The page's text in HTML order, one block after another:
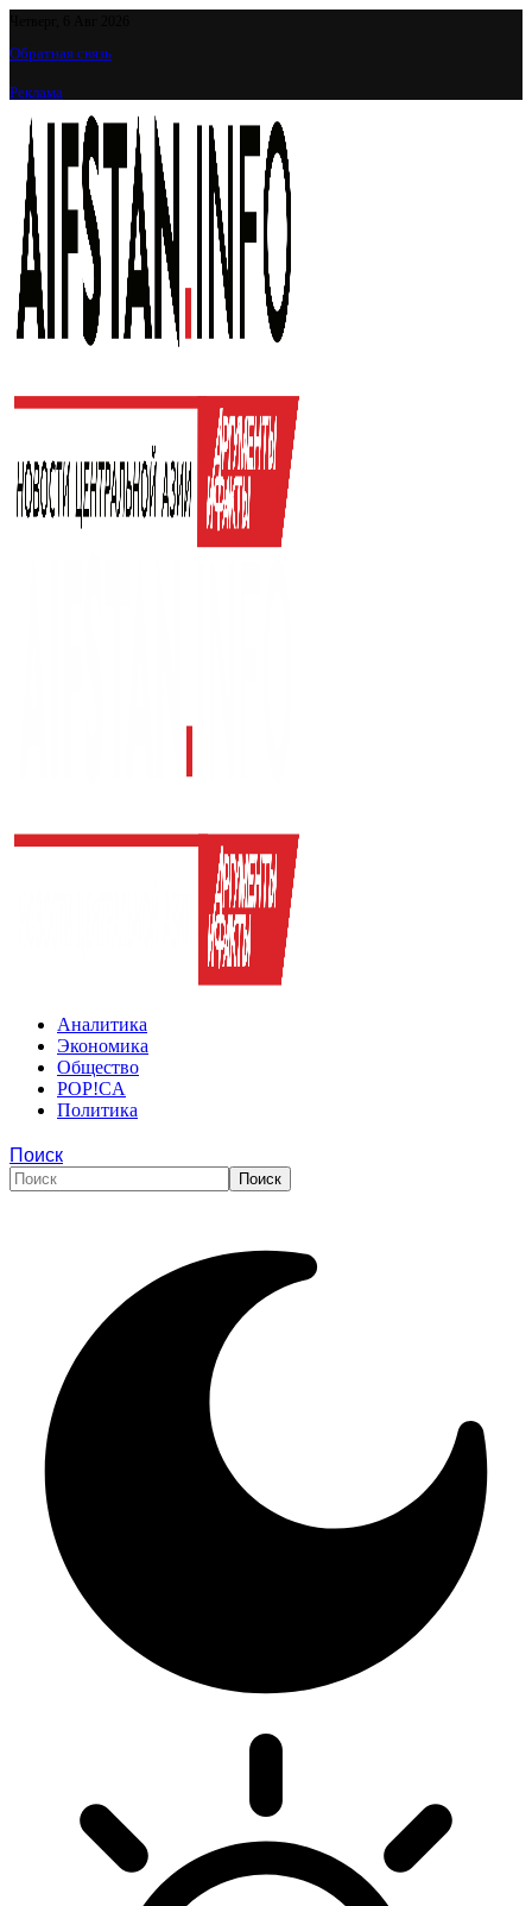
Обратная связь
Реклама
Аналитика
Экономика
Общество
POP!CA
Политика
Поиск